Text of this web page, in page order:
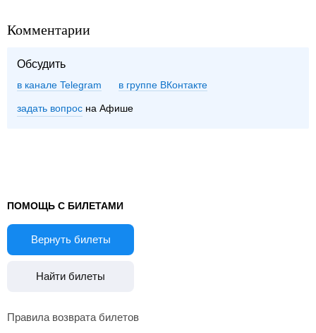
Комментарии
Обсудить
в канале Telegram группе ВКонтакте
задать вопрос на Афише
ПОМОЩЬ С БИЛЕТАМИ
Вернуть билеты
Найти билеты
Правила возврата билетов